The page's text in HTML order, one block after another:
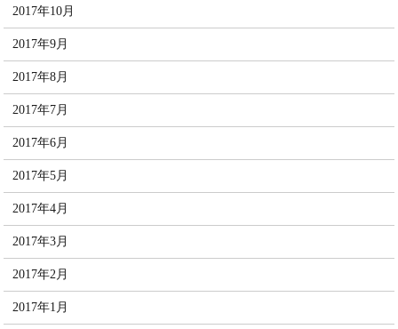
2017年10月
2017年9月
2017年8月
2017年7月
2017年6月
2017年5月
2017年4月
2017年3月
2017年2月
2017年1月